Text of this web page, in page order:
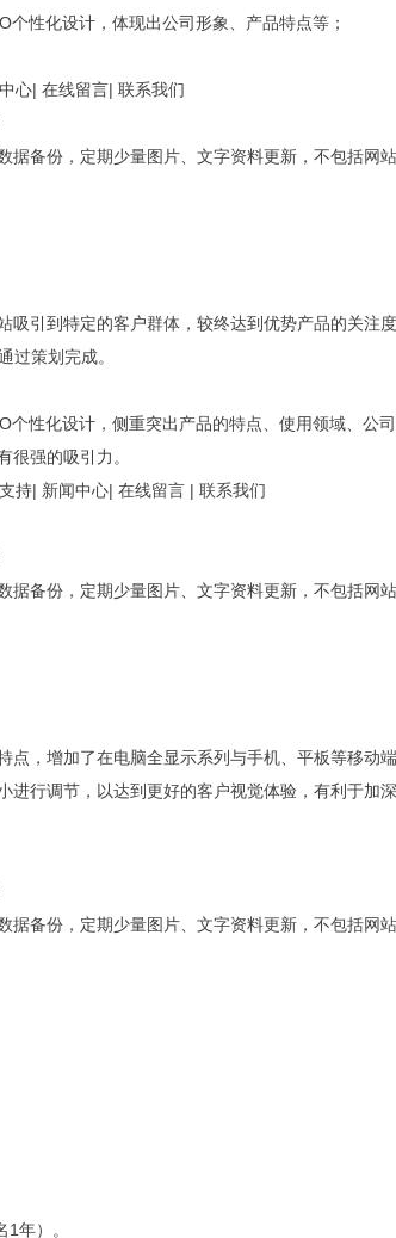
个性化设计，体现出公司形象、产品特点等；
心| 在线留言| 联系我们
据备份，定期少量图片、文字资料更新，不包括网
吸引到特定的客户群体，较终达到优势产品的关注
过策划完成。
个性化设计，侧重突出产品的特点、使用领域、公
强的吸引力。
持| 新闻中心| 在线留言 | 联系我们
据备份，定期少量图片、文字资料更新，不包括网
点，增加了在电脑全显示系列与手机、平板等移动
行调节，以达到更好的客户视觉体验，有利于加
据备份，定期少量图片、文字资料更新，不包括网
年）。